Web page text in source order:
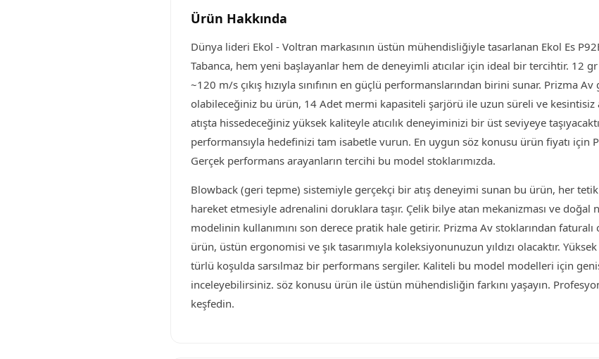
Ürün Hakkında
Dünya lideri Ekol - Voltran markasının üstün mühendisliğiyle tasarlanan Ekol Es
Tabanca, hem yeni başlayanlar hem de deneyimli atıcılar için ideal bir tercihtir. 12
~120 m/s çıkış hızıyla sınıfının en güçlü performanslarından birini sunar. Prizma
olabileceğiniz bu ürün, 14 Adet mermi kapasiteli şarjörü ile uzun süreli ve kesintisiz
atışta hissedeceğiniz yüksek kaliteyle atıcılık deneyiminizi bir üst seviyeye
performansıyla hedefinizi tam isabetle vurun. En uygun söz konusu ürün fiyatı için
Gerçek performans arayanların tercihi bu model stoklarımızda.
Blowback (geri tepme) sistemiyle gerçekçi bir atış deneyimi sunan bu ürün, her
hareket etmesiyle adrenalini doruklara taşır. Çelik bilye atan mekanizması ve doğal
modelinin kullanımını son derece pratik hale getirir. Prizma Av stoklarından
ürün, üstün ergonomisi ve şık tasarımıyla koleksiyonunuzun yıldızı olacaktır.
türlü koşulda sarsılmaz bir performans sergiler. Kaliteli bu model modelleri için
inceleyebilirsiniz. söz konusu ürün ile üstün mühendisliğin farkını yaşayın.
keşfedin.